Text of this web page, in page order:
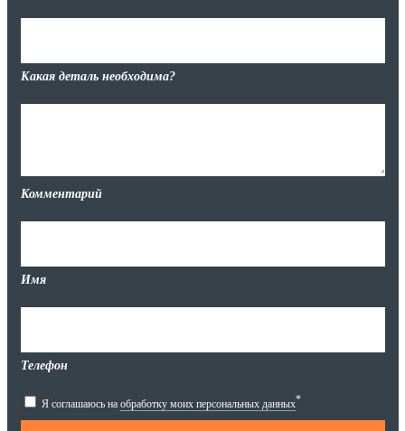
Какая деталь необходима?
Комментарий
Имя
Телефон
Я соглашаюсь на обработку моих персональных данных*